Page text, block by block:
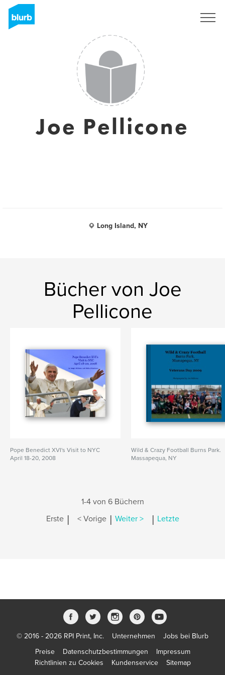
Joe Pellicone
Long Island, NY
Bücher von Joe
Pellicone
Pope Benedict XVI's Visit to NYC
April 18-20, 2008
Wild & Crazy Football Burns Park.
Massapequa, NY
1-4 von 6 Büchern
Erste | < Vorige | Weiter > | Letzte
© 2016 - 2026 RPI Print, Inc. Unternehmen
Jobs bei Blurb
Preise
Datenschutzbestimmungen
Impressum
Richtlinien zu Cookies
Kundenservice Sitemap